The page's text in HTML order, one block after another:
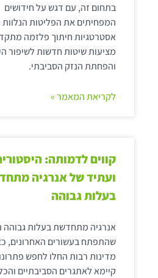
בתחום זה, עם דגש על חידושים
המפחיתים את הפליטות
אסטרטגיות חיתוך פלזמה
מציעות שיטות חדשות לשיפור
והפחתת הנזק הסביבתי.
לקריאת המאמר »
קווים לדמותה:
ועתיד של אנרגיה
בעלות גבוהה
אנרגיה מתחדשת בעלות גבוהה
שהתפתח בעשורים האחרונים,
מדינות רבות החלו לחפש
קיימא לאתגרים הסביבתיים